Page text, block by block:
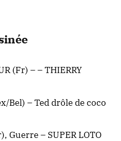
(Fr) – – THIERRY
Bel) – Ted drôle de coco
Guerre – SUPER LOTO